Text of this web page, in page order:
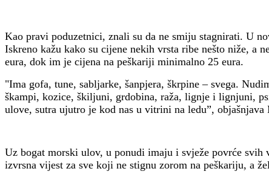
Kao pravi poduzetnici, znali su da ne smiju stagnirati. U
Iskreno kažu kako su cijene nekih vrsta ribe nešto niže, a
eura, dok im je cijena na peškariji minimalno 25 eura.
"Ima gofa, tune, sabljarke, šanpjera, škrpine – svega.
škampi, kozice, škiljuni, grdobina, raža, lignje i lignjuni,
ulove, sutra ujutro je kod nas u vitrini na ledu”, objašnjava
Uz bogat morski ulov, u ponudi imaju i svježe povrće
izvrsna vijest za sve koji ne stignu zorom na peškariju, a